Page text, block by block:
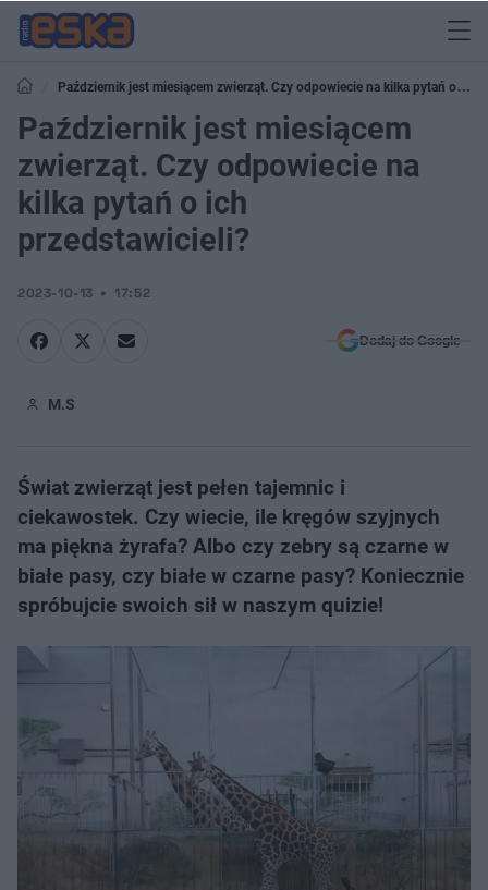
Październik jest miesiącem zwierząt. Czy odpowiecie na kilka pytań o ich
przedstawicieli?
Październik jest miesiącem
zwierząt. Czy odpowiecie na
kilka pytań o ich
przedstawicieli?
2023-10-13 17:52
Dodaj do Google
M.S
Świat zwierząt jest pełen tajemnic i
ciekawostek. Czy wiecie, ile kręgów szyjnych
ma piękna żyrafa? Albo czy zebry są czarne w
białe pasy, czy białe w czarne pasy? Koniecznie
spróbujcie swoich sił w naszym quizie!